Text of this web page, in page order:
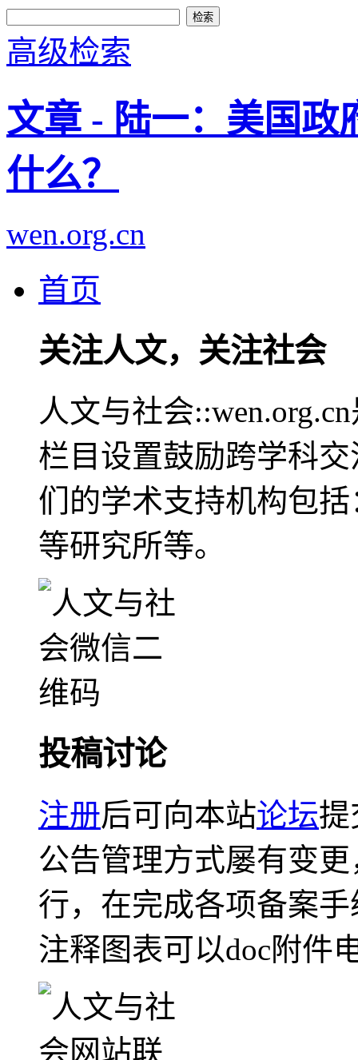
高级检索
文章 - 陆一：美国政
什么？
wen.org.cn
首页
关注人文，关注社会
人文与社会
栏目设置鼓励跨学科
们的学术支持机构包
等研究所等。
投稿讨论
注册后可向本站论坛提
公告管理方式屡有变
行，在完成各项备案
注释图表可以doc附件